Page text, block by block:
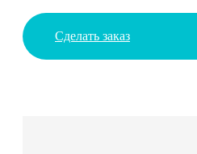
Сделать заказ